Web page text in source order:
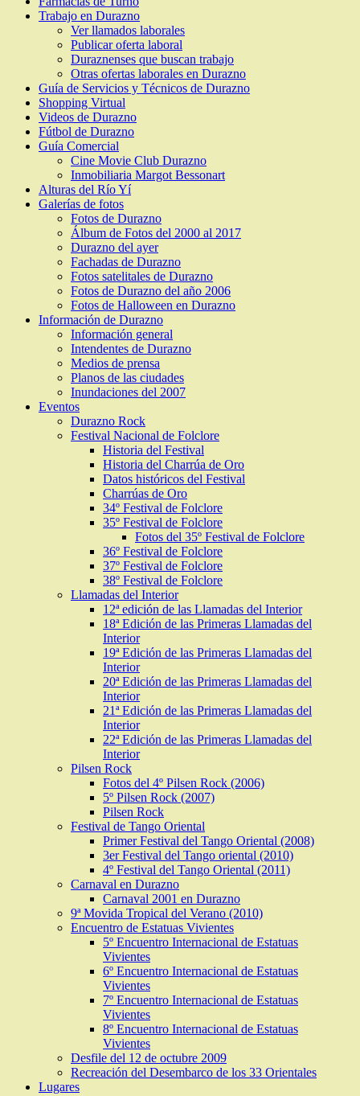
Trabajo en Durazno
Ver llamados laborales
Publicar oferta laboral
Duraznenses que buscan trabajo
Otras ofertas laborales en Durazno
Guía de Servicios y Técnicos de Durazno
Shopping Virtual
Videos de Durazno
Fútbol de Durazno
Guía Comercial
Cine Movie Club Durazno
Inmobiliaria Margot Bessonart
Alturas del Río Yí
Galerías de fotos
Fotos de Durazno
Álbum de Fotos del 2000 al 2017
Durazno del ayer
Fachadas de Durazno
Fotos satelitales de Durazno
Fotos de Durazno del año 2006
Fotos de Halloween en Durazno
Información de Durazno
Información general
Intendentes de Durazno
Medios de prensa
Planos de las ciudades
Inundaciones del 2007
Eventos
Durazno Rock
Festival Nacional de Folclore
Historia del Festival
Historia del Charrúa de Oro
Datos históricos del Festival
Charrúas de Oro
34º Festival de Folclore
35º Festival de Folclore
Fotos del 35º Festival de Folclore
36º Festival de Folclore
37º Festival de Folclore
38º Festival de Folclore
Llamadas del Interior
12ª edición de las Llamadas del Interior
18ª Edición de las Primeras Llamadas del
Interior
19ª Edición de las Primeras Llamadas del
Interior
20ª Edición de las Primeras Llamadas del
Interior
21ª Edición de las Primeras Llamadas del
Interior
22ª Edición de las Primeras Llamadas del
Interior
Pilsen Rock
Fotos del 4º Pilsen Rock (2006)
5º Pilsen Rock (2007)
Pilsen Rock
Festival de Tango Oriental
Primer Festival del Tango Oriental (2008)
3er Festival del Tango oriental (2010)
4º Festival del Tango Oriental (2011)
Carnaval en Durazno
Carnaval 2001 en Durazno
9ª Movida Tropical del Verano (2010)
Encuentro de Estatuas Vivientes
5º Encuentro Internacional de Estatuas
Vivientes
6º Encuentro Internacional de Estatuas
Vivientes
7º Encuentro Internacional de Estatuas
Vivientes
8º Encuentro Internacional de Estatuas
Vivientes
Desfile del 12 de octubre 2009
Recreación del Desembarco de los 33 Orientales
Lugares